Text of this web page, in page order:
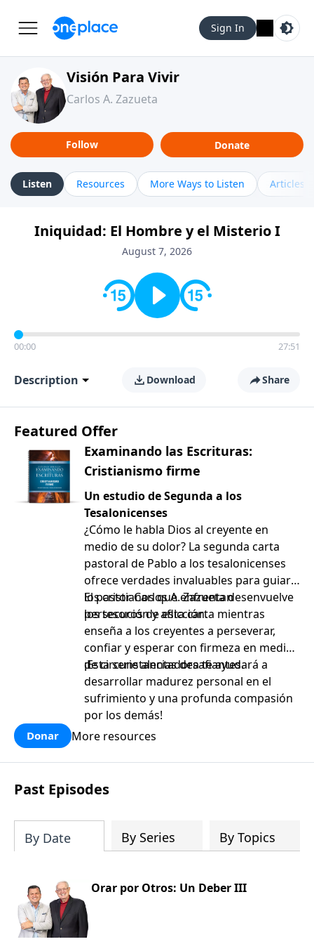
Sign In
Visión Para Vivir
Carlos A. Zazueta
Follow Donate
Listen Resources More Ways to Listen Articles
Iniquidad: El Hombre y el Misterio I
August 7, 2026
00:00 27:51
Description Download Share
Featured Offer
Examinando las Escrituras:
Cristianismo firme
Un estudio de Segunda a los
Tesalonicenses
¿Cómo le habla Dios al creyente en
medio de su dolor? La segunda carta
pastoral de Pablo a los tesalonicenses
ofrece verdades invaluables para guiar a
los cristianos que enfrentan
persecución y aflicción.
El pastor Carlos A. Zazueta desenvuelve
los tesoros de esta carta mientras
enseña a los creyentes a perseverar,
confiar y esperar con firmeza en medio
de circunstancias desafiantes.
¡Esta serie alentadora te ayudará a
desarrollar madurez personal en el
sufrimiento y una profunda compasión
por los demás!
Donar More resources
Past Episodes
By Date By Series By Topics
Orar por Otros: Un Deber III